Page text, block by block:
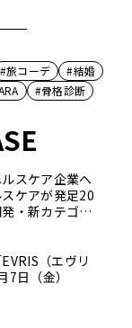
#旅コーデ
#結婚
#骨格診断
スケア企業へ
ケアが発足20
・新カテゴリ
のエピソード
（エヴリ
日（金）